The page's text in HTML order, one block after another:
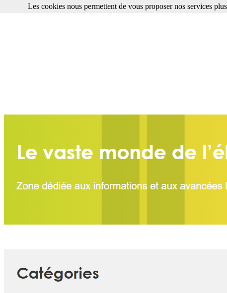
Les cookies nous permettent de vous proposer nos services